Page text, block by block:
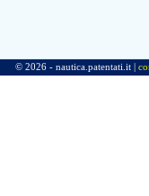
© 2026 - nautica.patentati.it |